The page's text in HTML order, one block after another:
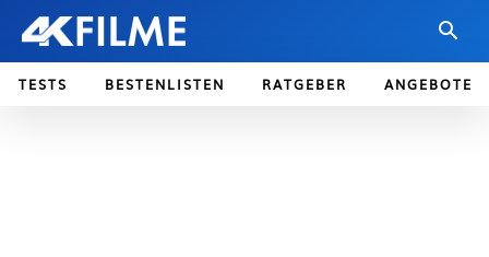
TESTS BESTENLISTEN RATGEBER ANGEBOTE